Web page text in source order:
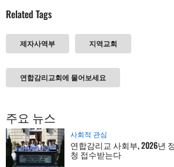
Related Tags
제자사역부 지역교회
연합감리교회에 물어보세요
주요 뉴스
사회적 관심
연합감리교 사회부, 2026년
청 접수받는다